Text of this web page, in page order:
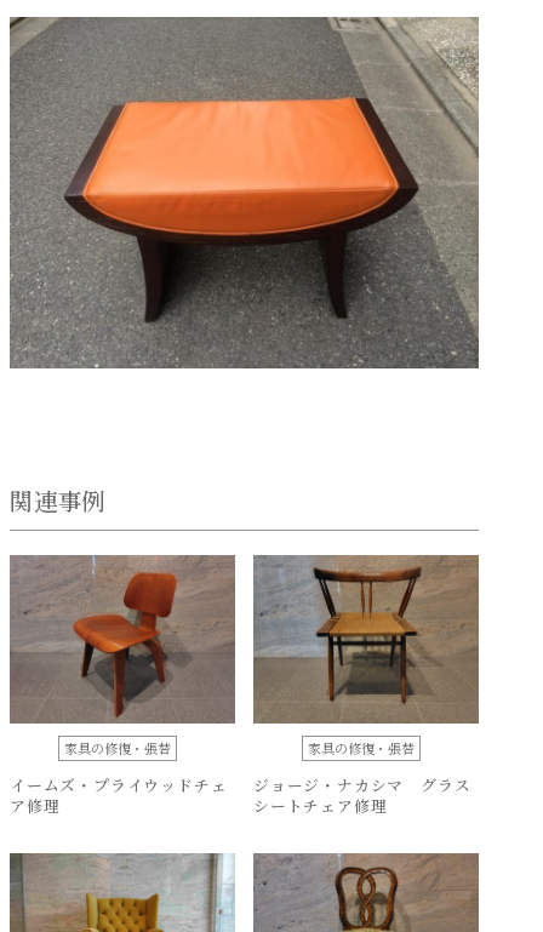
関連事例
家具の修復・張替
イームズ・プライウッドチェ
ア修理
家具の修復・張替
ジョージ・ナカシマ グラス
シートチェア修理